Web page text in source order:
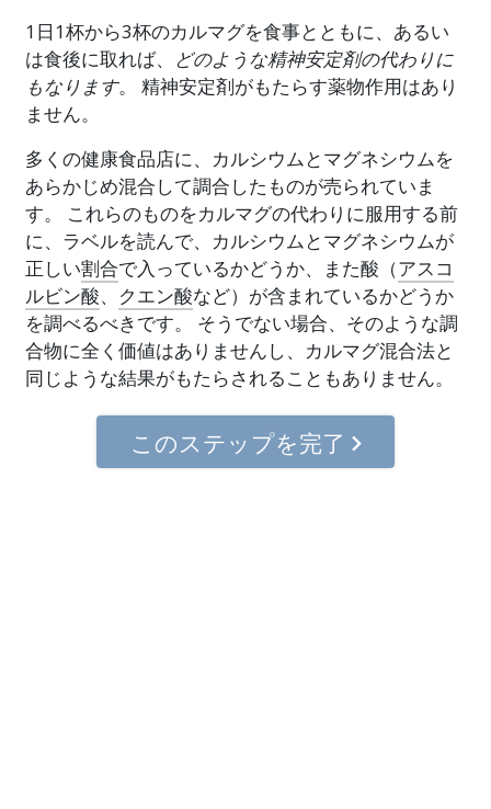
1日1杯から3杯のカルマグを食事とともに、あるい
は食後に取れば、
どのような精神安定剤の代わりに
もなります。 精神安定剤がもたらす薬物作用はあり
ません。
多くの健康食品店に、カルシウムとマグネシウムを
あらかじめ混合して調合したものが売られていま
す。 これらのものをカルマグの代わりに服用する前
に、ラベルを読んで、カルシウムとマグネシウムが
正しい割合で入っているかどうか、また酸（アスコ
ルビン酸、 クエン酸など）が含まれているかどうか
を調べるべきです。 そうでない場合、そのような調
合物に全く価値はありませんし、カルマグ混合法と
同じような結果がもたらされることもありません。
このステップを完了